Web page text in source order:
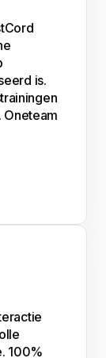
is.
Oneteam
100%